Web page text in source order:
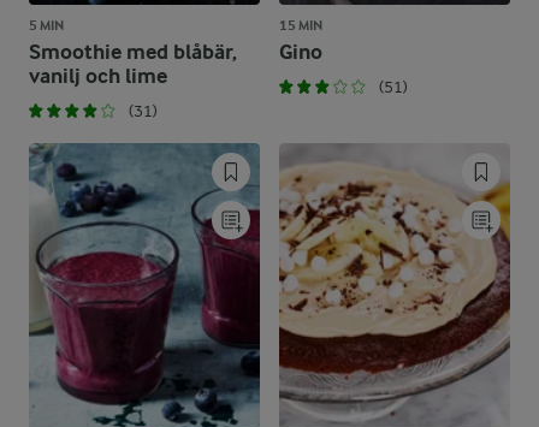
5 MIN
Smoothie med blåbär,
vanilj och lime
(31)
15 MIN
Gino
(51)